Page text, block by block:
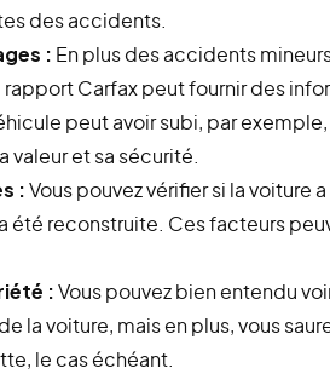
des accidents.
: En plus des accidents
Carfax peut fournir des
peut avoir subi, par
et sa sécurité.
:Vous pouvez vérifier si la voiture
été reconstruite. Ces facteurs
:Vous pouvez bien entendu
la voiture, mais en plus, vous
le cas échéant.